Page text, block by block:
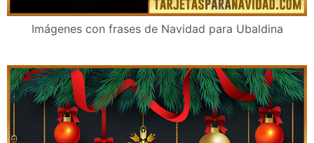
Imágenes con frases de Navidad para Ubaldina